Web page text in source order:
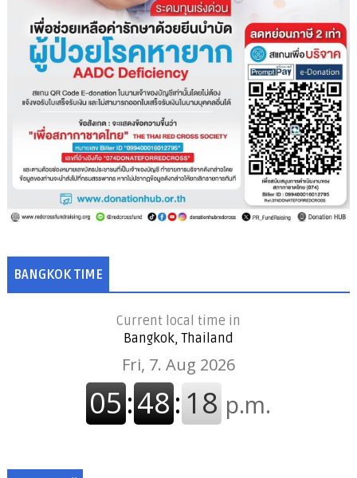
BANGKOK TIME
Current local time in
Bangkok, Thailand